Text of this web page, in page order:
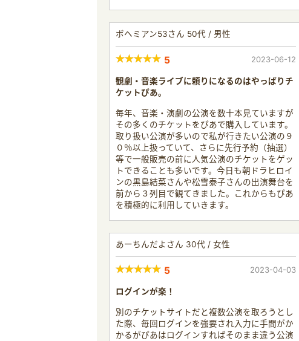
ボヘミアン53さん 50代 / 男性
5 2023-06-12
観劇・音楽ライブに頼りになるのはやっぱりチ
ケットぴあ。
毎年、音楽・演劇の公演を数十本見ていますが
その多くのチケットをぴあで購入しています。
取り扱い公演が多いので私が行きたい公演の９
０％以上扱っていて、さらに先行予約（抽選）
等で一般販売の前に人気公演のチケットをゲッ
トできることも多いです。今日も朝ドラヒロイ
ンの黒島結菜さんや松雪泰子さんの出演舞台を
前から３列目で観てきました。これからもぴあ
を積極的に利用していきます。
あーちんだよさん 30代 / 女性
5 2023-04-03
ログインが楽！
別のチケットサイトだと複数公演を取ろうとし
た際、毎回ログインを強要され入力に手間がか
かるがぴあはログインすればそのまま違う公演